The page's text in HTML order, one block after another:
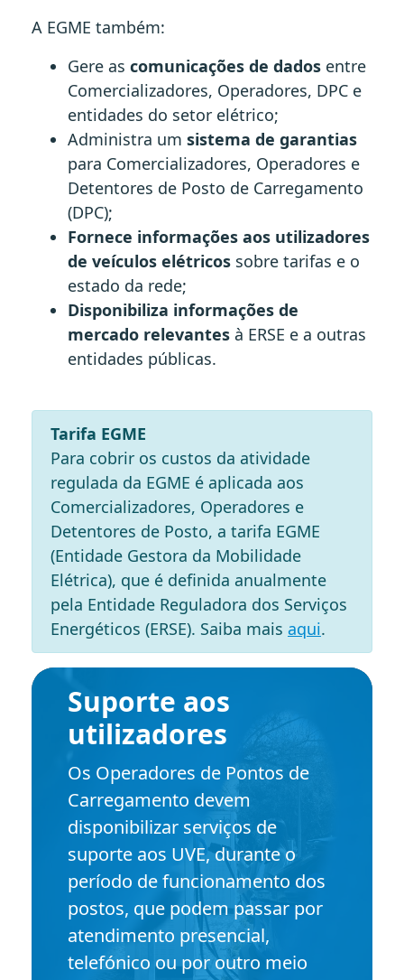
A EGME também:
Gere as comunicações de dados entre
Comercializadores, Operadores, DPC e
entidades do setor elétrico;
Administra um sistema de garantias
para Comercializadores, Operadores e
Detentores de Posto de Carregamento
(DPC);
Fornece informações aos utilizadores
de veículos elétricos sobre tarifas e o
estado da rede;
Disponibiliza informações de
mercado relevantes à ERSE e a outras
entidades públicas.
Tarifa EGME
Para cobrir os custos da atividade
regulada da EGME é aplicada aos
Comercializadores, Operadores e
Detentores de Posto, a tarifa EGME
(Entidade Gestora da Mobilidade
Elétrica), que é definida anualmente
pela Entidade Reguladora dos Serviços
Energéticos (ERSE). Saiba mais aqui.
Suporte aos
utilizadores
Os Operadores de Pontos de
Carregamento devem
disponibilizar serviços de
suporte aos UVE, durante o
período de funcionamento dos
postos, que podem passar por
atendimento presencial,
telefónico ou por outro meio